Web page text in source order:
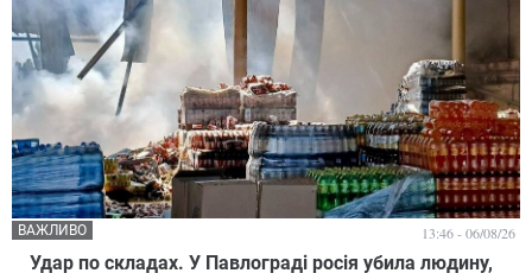
Удар по складах. У Павлограді росія убила людину,
ВАЖЛИВО 13:46 - 06/08/26